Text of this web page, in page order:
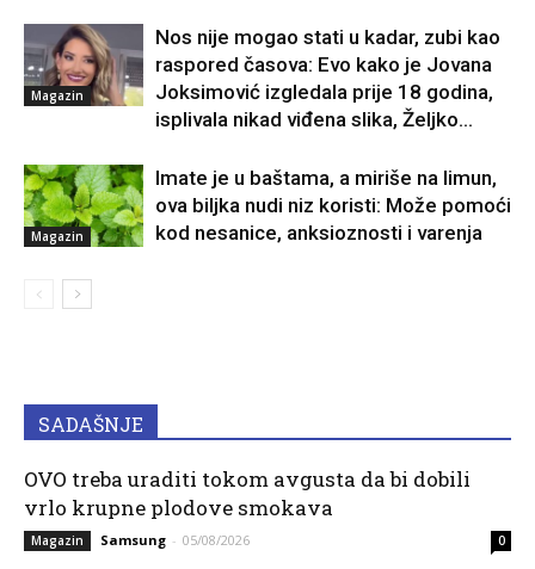
Magazin
Nos nije mogao stati u kadar, zubi kao
raspored časova: Evo kako je Jovana
Joksimović izgledala prije 18 godina,
isplivala nikad viđena slika, Željko...
Magazin
Imate je u baštama, a miriše na limun,
ova biljka nudi niz koristi: Može pomoći
kod nesanice, anksioznosti i varenja
SADAŠNJE
OVO treba uraditi tokom avgusta da bi dobili
vrlo krupne plodove smokava
Magazin Samsung - 05/08/2026 0